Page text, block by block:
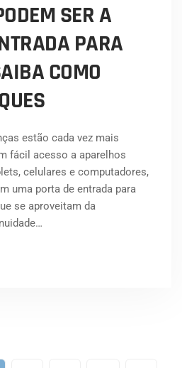
SER A
PARA
COMO
estão cada vez mais
fácil acesso a aparelhos
celulares e computadores,
uma porta de entrada para
se aproveitam da